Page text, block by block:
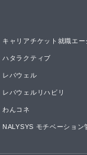
キャリアチケット就職エー
ハタラクティブ
レバウェル
レバウェルリハビリ
わんコネ
NALYSYS モチベーション